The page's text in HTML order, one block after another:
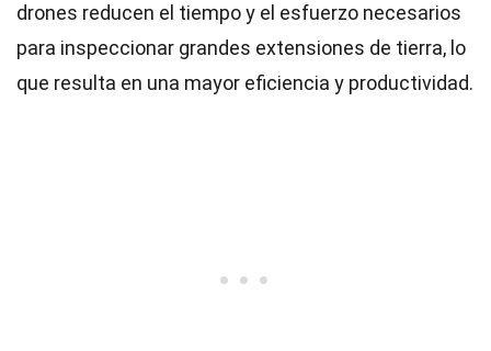
drones reducen el tiempo y el esfuerzo necesarios
para inspeccionar grandes extensiones de tierra, lo
que resulta en una mayor eficiencia y productividad.